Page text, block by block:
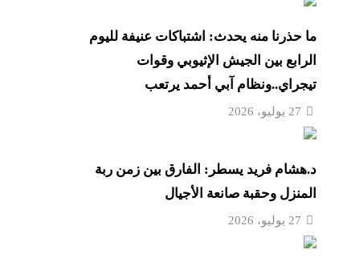
ما حذرنا منه يحدث: اشتباكات عنيفة لليوم
الرابع بين الجيش الإثيوبي وقوات
تيجراي..ونظام آبي أحمد يرتعب
27 يوليو، 2026
د.هشام فريد يسطر: الفارق بين زمن ربة
المنزل وحقبة صانعة الأجيال
27 يوليو، 2026